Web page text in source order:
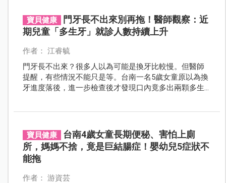
寶貝健康
門牙長不出來別再拖！醫師觀察：近
期兒童「多生牙」就診人數持續上升
作者： 江睿毓
門牙長不出來？很多人以為可能是換牙比較慢。但醫師
提醒，有些情況不能只是等。台南一名5歲女童原以為換
牙進度落後，進一步檢查後才發現口內竟多出兩顆多生
寶貝健康
台南4歲女童長期便秘、害怕上廁
所，媽媽不捨，竟是巨結腸症！嬰幼兒5症狀不
能拖
作者： 游資芸